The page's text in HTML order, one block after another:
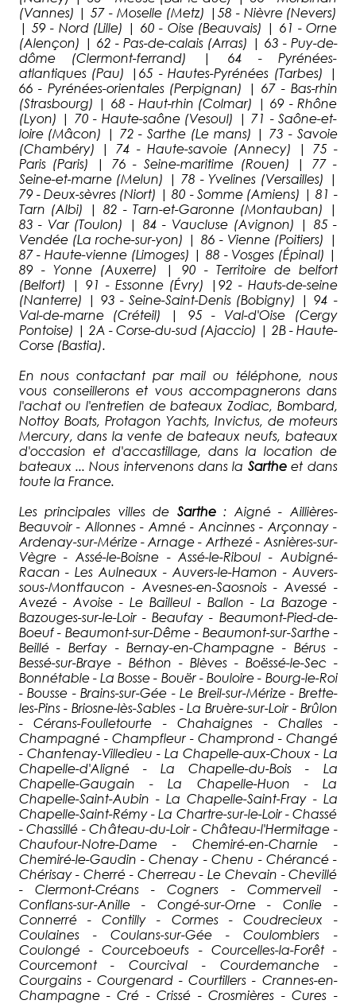
(Vannes) | 57 - Moselle (Metz) |58 - Nièvre (Nevers)
| 59 - Nord (Lille) | 60 - Oise (Beauvais) | 61 - Orne
(Alençon) | 62 - Pas-de-calais (Arras) | 63 - Puy-de-
dôme (Clermont-ferrand) | 64 - Pyrénées-
atlantiques (Pau) |65 - Hautes-Pyrénées (Tarbes) |
66 - Pyrénées-orientales (Perpignan) | 67 - Bas-rhin
(Strasbourg) | 68 - Haut-rhin (Colmar) | 69 - Rhône
(Lyon) | 70 - Haute-saône (Vesoul) | 71 - Saône-et-
loire (Mâcon) | 72 - Sarthe (Le mans) | 73 - Savoie
(Chambéry) | 74 - Haute-savoie (Annecy) | 75 -
Paris (Paris) | 76 - Seine-maritime (Rouen) | 77 -
Seine-et-marne (Melun) | 78 - Yvelines (Versailles) |
79 - Deux-sèvres (Niort) | 80 - Somme (Amiens) | 81 -
Tarn (Albi) | 82 - Tarn-et-Garonne (Montauban) |
83 - Var (Toulon) | 84 - Vaucluse (Avignon) | 85 -
Vendée (La roche-sur-yon) | 86 - Vienne (Poitiers) |
87 - Haute-vienne (Limoges) | 88 - Vosges (Épinal) |
89 - Yonne (Auxerre) | 90 - Territoire de belfort
(Belfort) | 91 - Essonne (Évry) |92 - Hauts-de-seine
(Nanterre) | 93 - Seine-Saint-Denis (Bobigny) | 94 -
Val-de-marne (Créteil) | 95 - Val-d'Oise (Cergy
Pontoise) | 2A - Corse-du-sud (Ajaccio) | 2B - Haute-
Corse (Bastia).
En nous contactant par mail ou téléphone, nous
vous conseillerons et vous accompagnerons dans
l'achat ou l'entretien de bateaux Zodiac, Bombard,
Nottoy Boats, Protagon Yachts, Invictus, de moteurs
Mercury, dans la vente de bateaux neufs, bateaux
d'occasion et d'accastillage, dans la location de
bateaux ... Nous intervenons dans la Sartheet dans
toute la France.
Les principales villes de Sarthe : Aigné - Aillières-
Beauvoir - Allonnes - Amné - Ancinnes - Arçonnay -
Ardenay-sur-Mérize - Arnage - Arthezé - Asnières-sur-
Vègre - Assé-le-Boisne - Assé-le-Riboul - Aubigné-
Racan - Les Aulneaux - Auvers-le-Hamon - Auvers-
sous-Montfaucon - Avesnes-en-Saosnois - Avessé -
Avezé - Avoise - Le Bailleul - Ballon - La Bazoge -
Bazouges-sur-le-Loir - Beaufay - Beaumont-Pied-de-
Boeuf - Beaumont-sur-Dême - Beaumont-sur-Sarthe -
Beillé - Berfay - Bernay-en-Champagne - Bérus -
Bessé-sur-Braye - Béthon - Blèves - Boëssé-le-Sec -
Bonnétable - La Bosse - Bouër - Bouloire - Bourg-le-Roi
- Bousse - Brains-sur-Gée - Le Breil-sur-Mérize - Brette-
les-Pins - Briosne-lès-Sables - La Bruère-sur-Loir - Brûlon
- Cérans-Foulletourte - Chahaignes - Challes -
Champagné - Champfleur - Champrond - Changé
- Chantenay-Villedieu - La Chapelle-aux-Choux - La
Chapelle-d'Aligné - La Chapelle-du-Bois - La
Chapelle-Gaugain - La Chapelle-Huon - La
Chapelle-Saint-Aubin - La Chapelle-Saint-Fray - La
Chapelle-Saint-Rémy - La Chartre-sur-le-Loir - Chassé
- Chassillé - Château-du-Loir - Château-l'Hermitage -
Chaufour-Notre-Dame - Chemiré-en-Charnie -
Chemiré-le-Gaudin - Chenay - Chenu - Chérancé -
Chérisay - Cherré - Cherreau - Le Chevain - Chevillé
- Clermont-Créans - Cogners - Commerveil -
Conflans-sur-Anille - Congé-sur-Orne - Conlie -
Connerré - Contilly - Cormes - Coudrecieux -
Coulaines - Coulans-sur-Gée - Coulombiers -
Coulongé - Courceboeufs - Courcelles-la-Forêt -
Courcemont - Courcival - Courdemanche -
Courgains - Courgenard - Courtillers - Crannes-en-
Champagne - Cré - Crissé - Crosmières - Cures -